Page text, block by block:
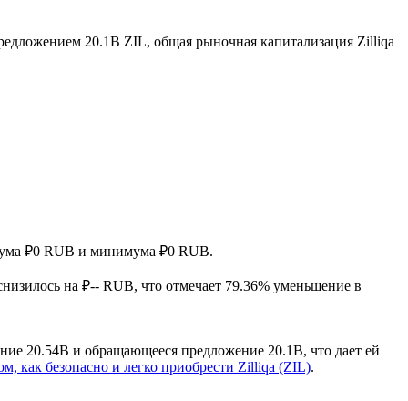
20.1B ZIL, общая рыночная капитализация Zilliqa
₽0 RUB и минимума ₽0 RUB.
на ₽-- RUB, что отмечает 79.36% уменьшение в
20.54B и обращающееся предложение 20.1B, что дает ей
как безопасно и легко приобрести Zilliqa (ZIL).